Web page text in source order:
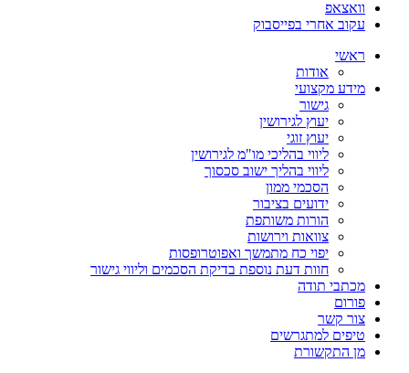
וואצאפ
עקוב אחרי בפייסבוק
ראשי
אודות
מידע מקצועי
גישור
יעוץ לגירושין
יעוץ זוגי
ליווי בהליכי מו"מ לגירושין
ליווי בהליך ישוב סכסוך
הסכמי ממון
ידועים בציבור
הורות משותפת
צוואות וירושות
יפוי כח מתמשך ואפוטרופסות
חוות דעת נוספת בדיקת הסכמים וליווי גישור
מכתבי תודה
פורום
צור קשר
טיפים למתגרשים
מן התקשורת